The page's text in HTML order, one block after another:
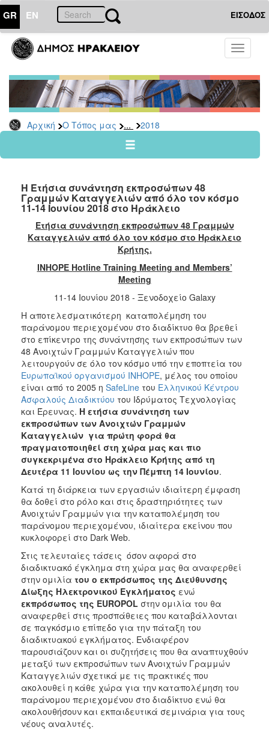
GR EN ΕΙΣΟΔΟΣ
Toggle
Αρχική Ο Τόπος μας ... 2018
ΤΟΠΟΣ
ΜΑΣ
Ανακοινώσεις
Αρχείο
2026
2024
2022
2021
2020
2018
2016
2015
2012
2011
ΔΗΜΟΣ
ΠΟΛΙΤΙΣΜΟΣ
ΑΝΘΕΚΤΙΚΗ
ΠΟΛΗ
Η Ετήσια συνάντηση εκπροσώπων 48
Γραμμών Καταγγελιών από όλο τον κόσμο
11-14 Ιουνίου 2018 στο Ηράκλειο
Ετήσια συνάντηση εκπροσώπων 48 Γραμμών
Καταγγελιών από όλο τον κόσμο στο Ηράκλειο
Κρήτης.
INHOPE Hotline Training Meeting and Members’
Meeting
11-14 Ιουνίου 2018 - Ξενοδοχείο Galaxy
Η αποτελεσματικότερη καταπολέμηση του
παράνομου περιεχομένου στο διαδίκτυο θα βρεθεί
στο επίκεντρο της συνάντησης των εκπροσώπων των
48 Ανοιχτών Γραμμών Καταγγελιών που
λειτουργούν σε όλο τον κόσμο υπό την εποπτεία του
Ευρωπαϊκού οργανισμού INHOPE, μέλος του οποίου
είναι από το 2005 η SafeLine του Ελληνικού Κέντρου
Ασφαλούς Διαδικτύου του Ιδρύματος Τεχνολογίας
και Έρευνας. Η ετήσια συνάντηση των
εκπροσώπων των Ανοιχτών Γραμμών
Καταγγελιών για πρώτη φορά θα
πραγματοποιηθεί στη χώρα μας και πιο
συγκεκριμένα στο Ηράκλειο Κρήτης από τη
Δευτέρα 11 Ιουνίου ως την Πέμπτη 14 Ιουνίου.
Κατά τη διάρκεια των εργασιών ιδιαίτερη έμφαση
θα δοθεί στο ρόλο και στις δραστηριότητες των
Ανοιχτών Γραμμών για την καταπολέμηση του
παράνομου περιεχομένου, ιδιαίτερα εκείνου που
κυκλοφορεί στο Dark Web.
Στις τελευταίες τάσεις όσον αφορά στο
διαδικτυακό έγκλημα στη χώρα μας θα αναφερθεί
στην ομιλία του ο εκπρόσωπος της Διεύθυνσης
Δίωξης Ηλεκτρονικού Εγκλήματος ενώ
εκπρόσωπος της ΕUROPOL στην ομιλία του θα
αναφερθεί στις προσπάθειες που καταβάλλονται
σε παγκόσμιο επίπεδο για την πάταξη του
διαδικτυακού εγκλήματος. Ενδιαφέρον
παρουσιάζουν και οι συζητήσεις που θα αναπτυχθούν
μεταξύ των εκπροσώπων των Ανοιχτών Γραμμών
Καταγγελιών σχετικά με τις πρακτικές που
ακολουθεί η κάθε χώρα για την καταπολέμηση του
παράνομου περιεχομένου στο διαδίκτυο ενώ θα
ακολουθήσουν και εκπαιδευτικά σεμινάρια για τους
νέους αναλυτές.